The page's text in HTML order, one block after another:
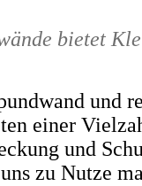
bietet
und
einer
und
zu Nutze